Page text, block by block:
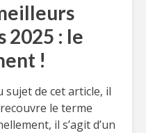
2025 : le
!
sujet de cet article, il
le terme
il s’agit d’un